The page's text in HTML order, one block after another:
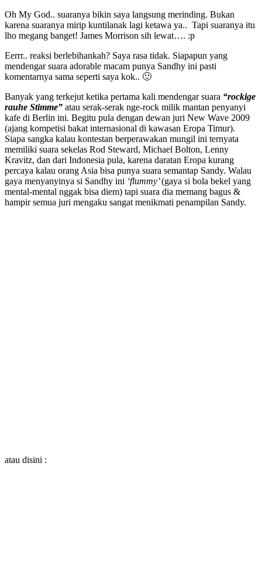
Oh My God.. suaranya bikin saya langsung merinding. Bukan
karena suaranya mirip kuntilanak lagi ketawa ya.. Tapi suaranya itu
lho megang banget! James Morrison sih lewat…. :p
Eerrr.. reaksi berlebihankah? Saya rasa tidak. Siapapun yang
mendengar suara adorable macam punya Sandhy ini pasti
komentarnya sama seperti saya kok.. 🙂
Banyak yang terkejut ketika pertama kali mendengar suara “rockige
rauhe Stimme” atau serak-serak nge-rock milik mantan penyanyi
kafe di Berlin ini. Begitu pula dengan dewan juri New Wave 2009
(ajang kompetisi bakat internasional di kawasan Eropa Timur).
Siapa sangka kalau kontestan berperawakan mungil ini ternyata
memiliki suara sekelas Rod Steward, Michael Bolton, Lenny
Kravitz, dan dari Indonesia pula, karena daratan Eropa kurang
percaya kalau orang Asia bisa punya suara semantap Sandy. Walau
gaya menyanyinya si Sandhy ini ‘flummy’(gaya si bola bekel yang
mental-mental nggak bisa diem) tapi suara dia memang bagus &
hampir semua juri mengaku sangat menikmati penampilan Sandy.
atau disini :